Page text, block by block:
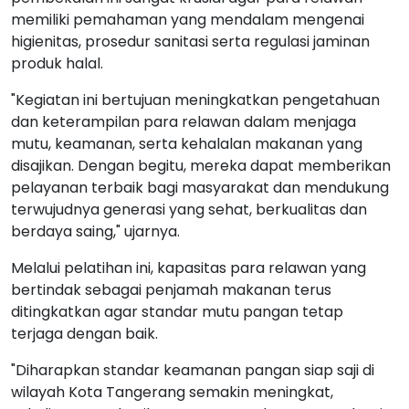
memiliki pemahaman yang mendalam mengenai
higienitas, prosedur sanitasi serta regulasi jaminan
produk halal.
"Kegiatan ini bertujuan meningkatkan pengetahuan
dan keterampilan para relawan dalam menjaga
mutu, keamanan, serta kehalalan makanan yang
disajikan. Dengan begitu, mereka dapat memberikan
pelayanan terbaik bagi masyarakat dan mendukung
terwujudnya generasi yang sehat, berkualitas dan
berdaya saing," ujarnya.
Melalui pelatihan ini, kapasitas para relawan yang
bertindak sebagai penjamah makanan terus
ditingkatkan agar standar mutu pangan tetap
terjaga dengan baik.
"Diharapkan standar keamanan pangan siap saji di
wilayah Kota Tangerang semakin meningkat,